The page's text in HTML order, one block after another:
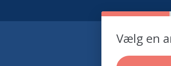
Vælg en